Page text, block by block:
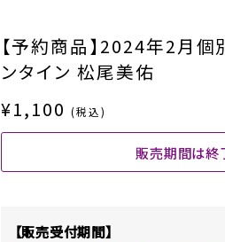
【予約商品】2024年2月
ンタイン 松尾美佑
¥1,100 (税込)
販売期間は終
【販売受付期間】